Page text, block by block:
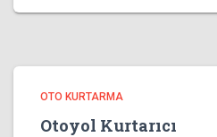
OTO KURTARMA
Otoyol Kurtarıcı